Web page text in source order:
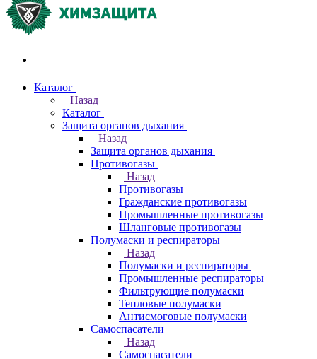
Каталог
Назад
Каталог
Защита органов дыхания
Назад
Защита органов дыхания
Противогазы
Назад
Противогазы
Гражданские противогазы
Промышленные противогазы
Шланговые противогазы
Полумаски и респираторы
Назад
Полумаски и респираторы
Промышленные респираторы
Фильтрующие полумаски
Тепловые полумаски
Антисмоговые полумаски
Самоспасатели
Назад
Самоспасатели